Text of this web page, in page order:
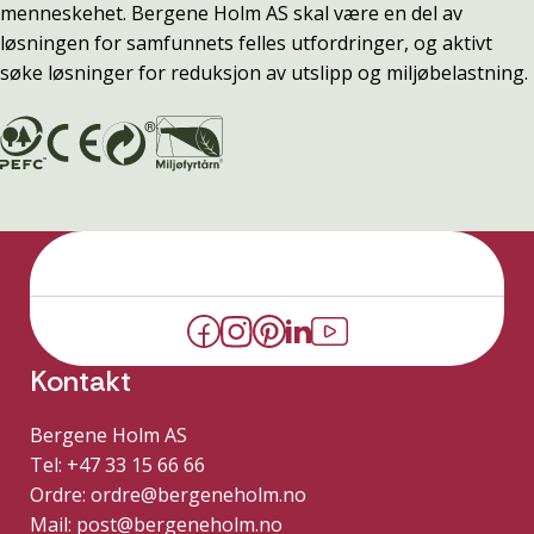
menneskehet. Bergene Holm AS skal være en del av
løsningen for samfunnets felles utfordringer, og aktivt
søke løsninger for reduksjon av utslipp og miljøbelastning.
Kontakt
Bergene Holm AS
Tel: +47 33 15 66 66
Ordre: ordre@bergeneholm.no
Mail: post@bergeneholm.no